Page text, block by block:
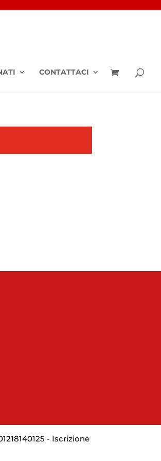
CONTATTACI
- Iscrizione